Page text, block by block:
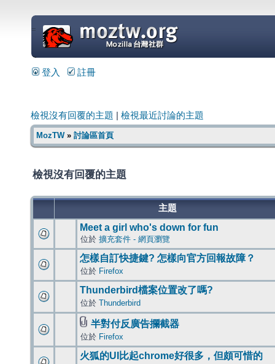
=
登入 註冊
檢視沒有回覆的主題 檢視最近討論的主題
MozTW» 討論區首頁
檢視沒有回覆的主題
主題
Meet a girl who's down for fun
位於 擴充套件 - 網頁瀏覽
怎樣自訂快捷鍵? 怎樣向官方回報故障？
位於 Firefox
Thunderbird檔案位置改了嗎?
位於 Thunderbird
半對付反廣告攔截器
位於 Firefox
火狐的UI比起chrome好很多，但頗可惜的